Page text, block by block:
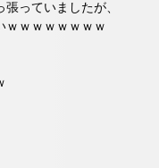
っていましたが、
ｗｗｗｗｗｗｗｗ